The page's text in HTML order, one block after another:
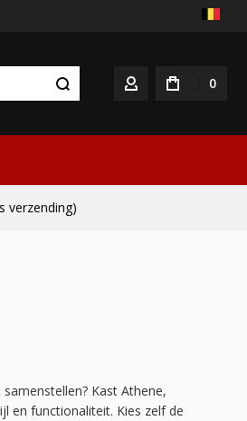
ACCOUNT 0
verzending)
Kast Athene,
en functionaliteit. Kies zelf de